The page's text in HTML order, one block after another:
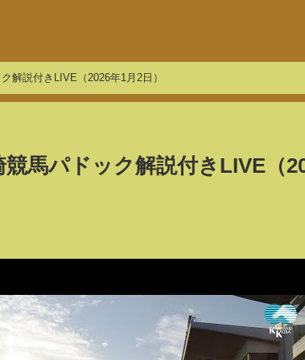
解説付きLIVE（2026年1月2日）
競馬パドック解説付きLIVE（